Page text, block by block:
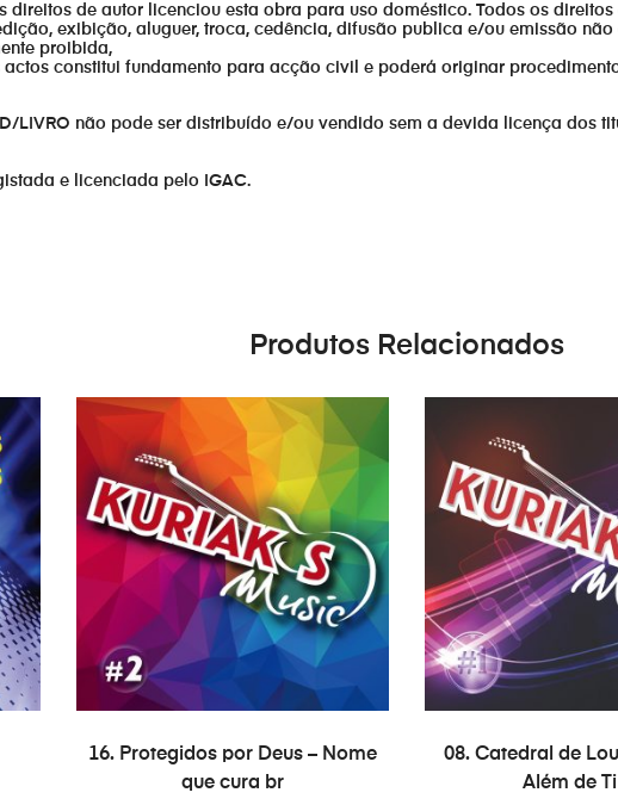
direitos de autor licenciou esta obra para uso doméstico. Todos os direitos
exibição, aluguer, troca, cedência, difusão publica e/ou emissão
proibida,
actos constitui fundamento para acção civil e poderá originar
LIVRO não pode ser distribuído e/ou vendido sem a devida licença dos
e licenciada pelo IGAC.
Produtos Relacionados
ADICIONAR
16. Protegidos por Deus – Nome
que cura br
08. Catedral de
Além de